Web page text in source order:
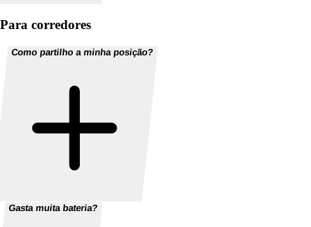
Para corredores
Como partilho a minha posição?
Gasta muita bateria?